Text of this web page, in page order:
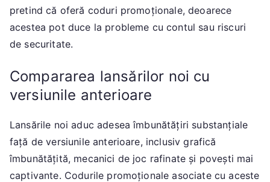
pretind că oferă coduri promoționale, deoarece
acestea pot duce la probleme cu contul sau riscuri
de securitate.
Compararea lansărilor noi cu
versiunile anterioare
Lansările noi aduc adesea îmbunătățiri substanțiale
față de versiunile anterioare, inclusiv grafică
îmbunătățită, mecanici de joc rafinate și povești mai
captivante. Codurile promoționale asociate cu aceste